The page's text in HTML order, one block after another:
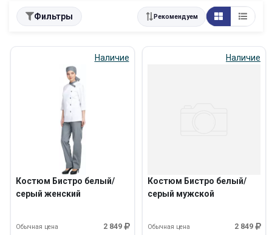
Фильтры Рекомендуем
Наличие
Костюм Бистро белый/
серый женский
2 849
Обычная цена
Наличие
Костюм Бистро белый/
серый мужской
2 849
Обычная цена